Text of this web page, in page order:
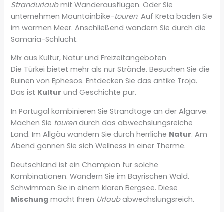
Strandurlaubmit Wanderausflügen. Oder Sie
unternehmen Mountainbike-touren. Auf Kreta baden Sie
im warmen Meer. Anschließend wandern Sie durch die
Samaria-Schlucht.
Mix aus Kultur, Natur und Freizeitangeboten
Die Türkei bietet mehr als nur Strände. Besuchen Sie die
Ruinen von Ephesos. Entdecken Sie das antike Troja.
Das ist Kultur und Geschichte pur.
In Portugal kombinieren Sie Strandtage an der Algarve.
Machen Sie tourendurch das abwechslungsreiche
Land. Im Allgäu wandern Sie durch herrliche Natur. Am
Abend gönnen Sie sich Wellness in einer Therme.
Deutschland ist ein Champion für solche
Kombinationen. Wandern Sie im Bayrischen Wald.
Schwimmen Sie in einem klaren Bergsee. Diese
Mischung macht Ihren Urlaubabwechslungsreich.